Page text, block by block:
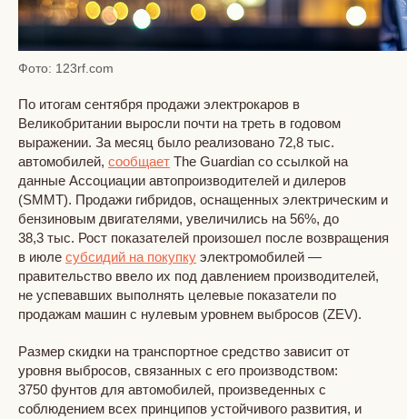
Фото: 123rf.com
По итогам сентября продажи электрокаров в
Великобритании выросли почти на треть в годовом
выражении. За месяц было реализовано 72,8 тыс.
автомобилей, сообщает The Guardian со ссылкой на
данные Ассоциации автопроизводителей и дилеров
(SMMT). Продажи гибридов, оснащенных электрическим и
бензиновым двигателями, увеличились на 56%, до
38,3 тыс. Рост показателей произошел после возвращения
в июле субсидий на покупку электромобилей —
правительство ввело их под давлением производителей,
не успевавших выполнять целевые показатели по
продажам машин с нулевым уровнем выбросов (ZEV).
Размер скидки на транспортное средство зависит от
уровня выбросов, связанных с его производством:
3750 фунтов для автомобилей, произведенных с
соблюдением всех принципов устойчивого развития, и